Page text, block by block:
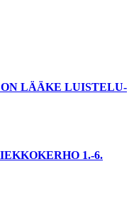
LÄÄKE LUISTELU-
1.-6.